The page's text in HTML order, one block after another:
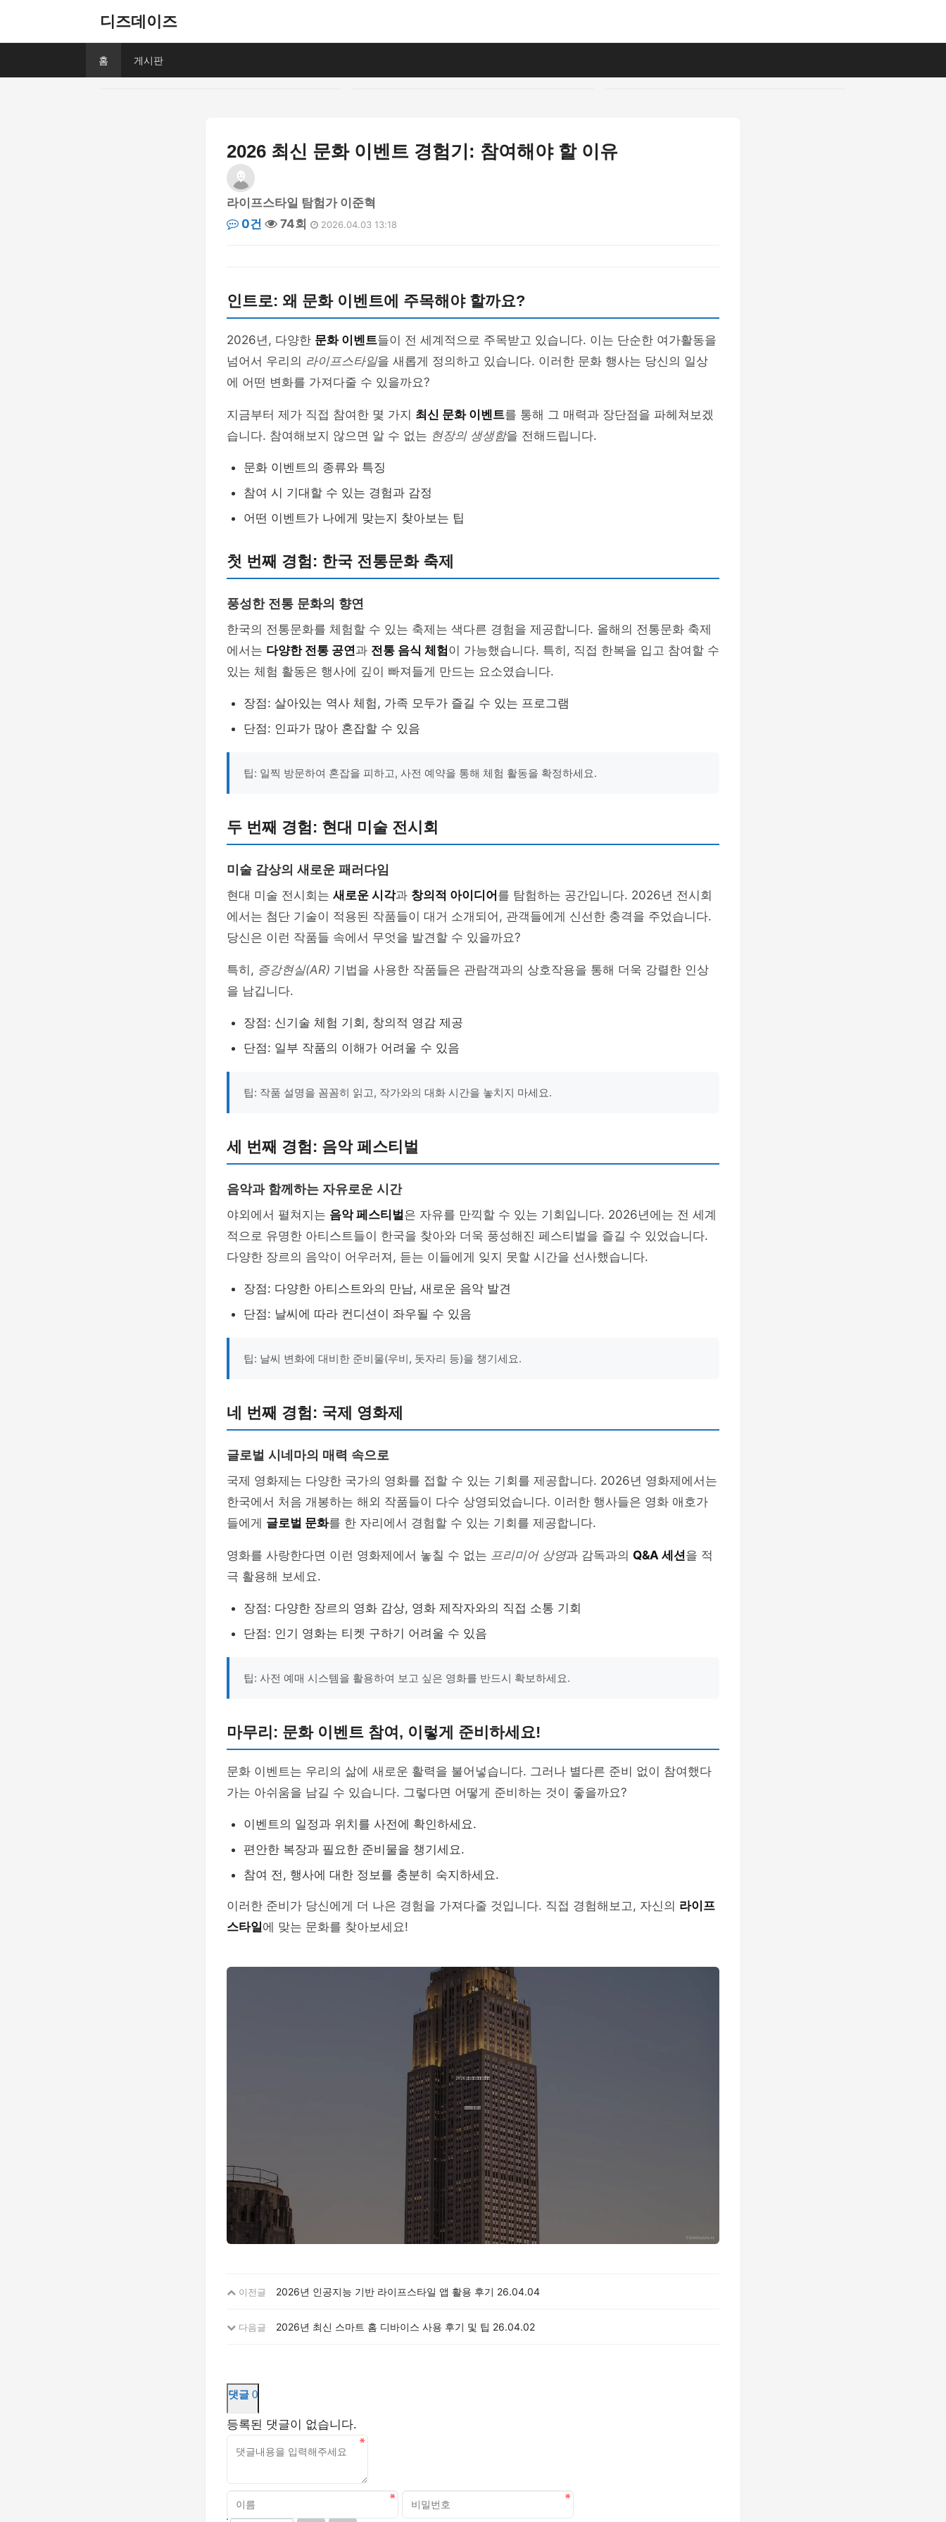
디즈데이즈
홈 게시판
2026 최신 문화 이벤트 경험기: 참여해야 할 이유
라이프스타일 탐험가 이준혁
0건
74회 2026.04.03 13:18
인트로: 왜 문화 이벤트에 주목해야 할까요?
2026년, 다양한 문화 이벤트들이 전 세계적으로 주목받고 있습니다. 이는 단순한 여가활동을
넘어서 우리의 라이프스타일을 새롭게 정의하고 있습니다. 이러한 문화 행사는 당신의 일상
에 어떤 변화를 가져다줄 수 있을까요?
지금부터 제가 직접 참여한 몇 가지 최신 문화 이벤트를 통해 그 매력과 장단점을 파헤쳐보겠
습니다. 참여해보지 않으면 알 수 없는 현장의 생생함을 전해드립니다.
문화 이벤트의 종류와 특징
참여 시 기대할 수 있는 경험과 감정
어떤 이벤트가 나에게 맞는지 찾아보는 팁
첫 번째 경험: 한국 전통문화 축제
풍성한 전통 문화의 향연
한국의 전통문화를 체험할 수 있는 축제는 색다른 경험을 제공합니다. 올해의 전통문화 축제
에서는 다양한 전통 공연과 전통 음식 체험이 가능했습니다. 특히, 직접 한복을 입고 참여할 수
있는 체험 활동은 행사에 깊이 빠져들게 만드는 요소였습니다.
장점: 살아있는 역사 체험, 가족 모두가 즐길 수 있는 프로그램
단점: 인파가 많아 혼잡할 수 있음
팁: 일찍 방문하여 혼잡을 피하고, 사전 예약을 통해 체험 활동을 확정하세요.
두 번째 경험: 현대 미술 전시회
미술 감상의 새로운 패러다임
현대 미술 전시회는 새로운 시각과 창의적 아이디어 를 탐험하는 공간입니다. 2026년 전시회
에서는 첨단 기술이 적용된 작품들이 대거 소개되어, 관객들에게 신선한 충격을 주었습니다.
당신은 이런 작품들 속에서 무엇을 발견할 수 있을까요?
특히, 증강현실(AR) 기법을 사용한 작품들은 관람객과의 상호작용을 통해 더욱 강렬한 인상
을 남깁니다.
장점: 신기술 체험 기회, 창의적 영감 제공
단점: 일부 작품의 이해가 어려울 수 있음
팁: 작품 설명을 꼼꼼히 읽고, 작가와의 대화 시간을 놓치지 마세요.
세 번째 경험: 음악 페스티벌
음악과 함께하는 자유로운 시간
야외에서 펼쳐지는 음악 페스티벌은 자유를 만끽할 수 있는 기회입니다. 2026년에는 전 세계
적으로 유명한 아티스트들이 한국을 찾아와 더욱 풍성해진 페스티벌을 즐길 수 있었습니다.
다양한 장르의 음악이 어우러져, 듣는 이들에게 잊지 못할 시간을 선사했습니다.
장점: 다양한 아티스트와의 만남, 새로운 음악 발견
단점: 날씨에 따라 컨디션이 좌우될 수 있음
팁: 날씨 변화에 대비한 준비물(우비, 돗자리 등)을 챙기세요.
네 번째 경험: 국제 영화제
글로벌 시네마의 매력 속으로
국제 영화제는 다양한 국가의 영화를 접할 수 있는 기회를 제공합니다. 2026년 영화제에서는
한국에서 처음 개봉하는 해외 작품들이 다수 상영되었습니다. 이러한 행사들은 영화 애호가
들에게 글로벌 문화를 한 자리에서 경험할 수 있는 기회를 제공합니다.
영화를 사랑한다면 이런 영화제에서 놓칠 수 없는 프리미어 상영과 감독과의 Q&A 세션을 적
극 활용해 보세요.
장점: 다양한 장르의 영화 감상, 영화 제작자와의 직접 소통 기회
단점: 인기 영화는 티켓 구하기 어려울 수 있음
팁: 사전 예매 시스템을 활용하여 보고 싶은 영화를 반드시 확보하세요.
마무리: 문화 이벤트 참여, 이렇게 준비하세요!
문화 이벤트는 우리의 삶에 새로운 활력을 불어넣습니다. 그러나 별다른 준비 없이 참여했다
가는 아쉬움을 남길 수 있습니다. 그렇다면 어떻게 준비하는 것이 좋을까요?
이벤트의 일정과 위치를 사전에 확인하세요.
편안한 복장과 필요한 준비물을 챙기세요.
참여 전, 행사에 대한 정보를 충분히 숙지하세요.
이러한 준비가 당신에게 더 나은 경험을 가져다줄 것입니다. 직접 경험해보고, 자신의 라이프
스타일에 맞는 문화를 찾아보세요!
이전글 2026년 인공지능 기반 라이프스타일 앱 활용 후기 26.04.04
다음글 2026년 최신 스마트 홈 디바이스 사용 후기 및 팁 26.04.02
댓글 0
등록된 댓글이 없습니다.